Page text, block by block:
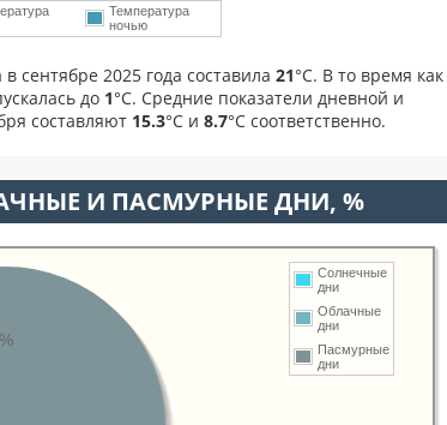
Температура
ночью
сентябре 2025 года составила 21°С. В то время как
до 1°C. Средние показатели дневной и
составляют 15.3°С и 8.7°С соответственно.
И ПАСМУРНЫЕ ДНИ, %
Солнечные
дни
Облачные
дни
Пасмурные
дни